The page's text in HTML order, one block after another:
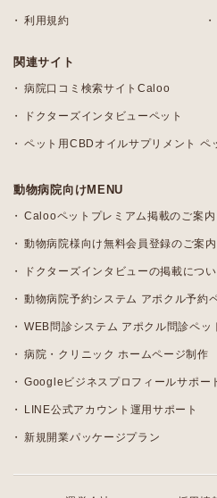
利用規約
関連サイト
病院口コミ検索サイトCaloo
ドクターズインタビューペット
ペット用CBDオイルサプリメント ペ
動物病院向けMENU
Calooペットプレミアム掲載のご案内
動物病院様向け無料会員登録のご案内
ドクターズインタビューの掲載につ
動物病院予約システム アポクル予約
WEB問診システム アポクル問診ペッ
病院・クリニック ホームページ制作
Googleビジネスプロフィールサポー
LINE公式アカウント運用サポート
新規開業パッケージプラン